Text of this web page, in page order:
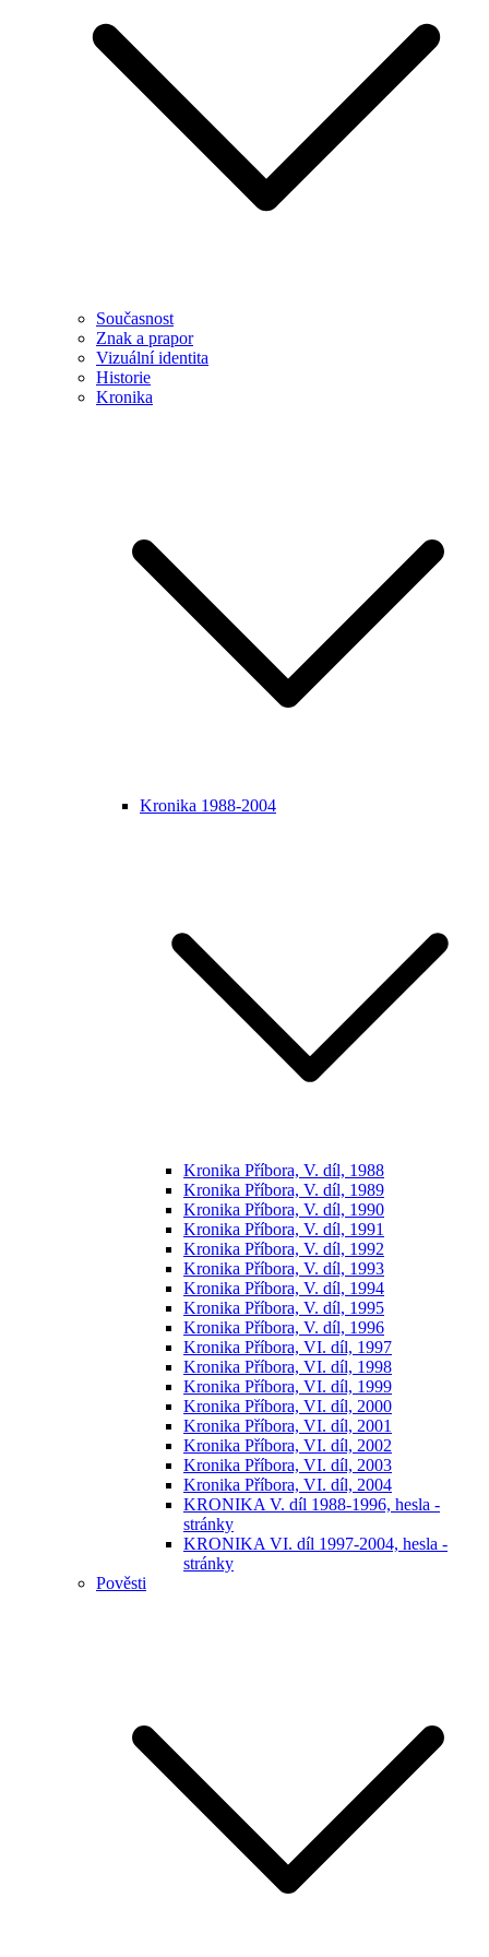
Současnost
Znak a prapor
Vizuální identita
Historie
Kronika
Kronika 1988-2004
Kronika Příbora, V. díl, 1988
Kronika Příbora, V. díl, 1989
Kronika Příbora, V. díl, 1990
Kronika Příbora, V. díl, 1991
Kronika Příbora, V. díl, 1992
Kronika Příbora, V. díl, 1993
Kronika Příbora, V. díl, 1994
Kronika Příbora, V. díl, 1995
Kronika Příbora, V. díl, 1996
Kronika Příbora, VI. díl, 1997
Kronika Příbora, VI. díl, 1998
Kronika Příbora, VI. díl, 1999
Kronika Příbora, VI. díl, 2000
Kronika Příbora, VI. díl, 2001
Kronika Příbora, VI. díl, 2002
Kronika Příbora, VI. díl, 2003
Kronika Příbora, VI. díl, 2004
KRONIKA V. díl 1988-1996, hesla -
stránky
KRONIKA VI. díl 1997-2004, hesla -
stránky
Pověsti